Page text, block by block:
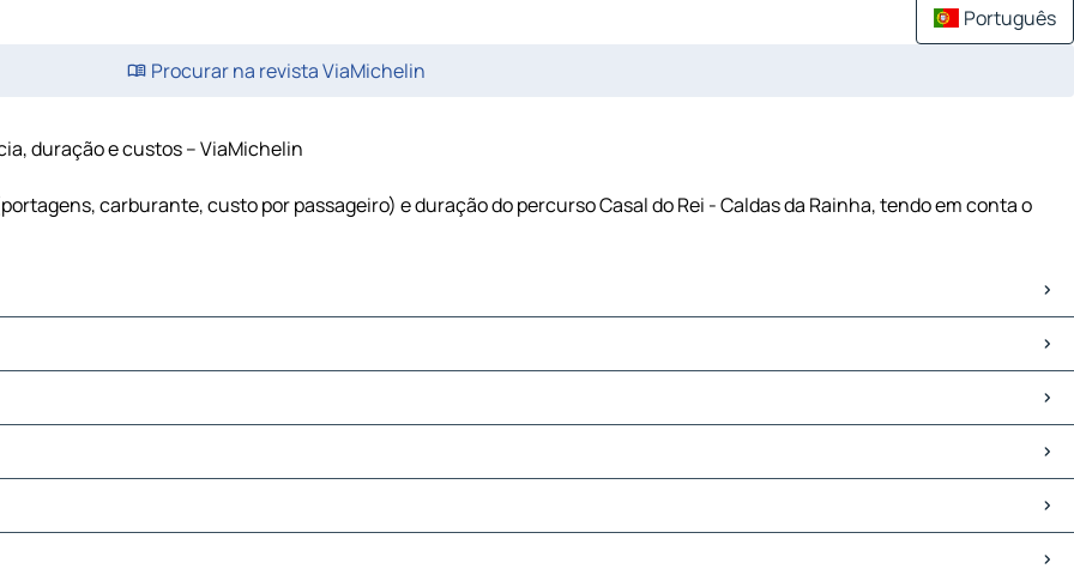
Português
Procurar na revista ViaMichelin
duração e custos – ViaMichelin
carburante, custo por passageiro) e duração do percurso Casal do Rei - Caldas da Rainha, tendo em conta o